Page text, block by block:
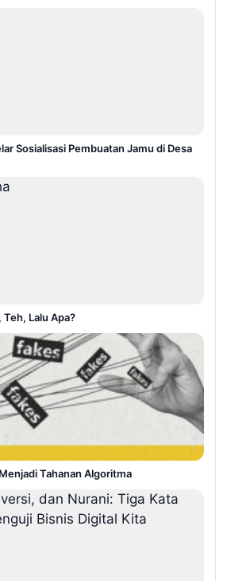
Sosialisasi Pembuatan Jamu di Desa
Lalu Apa?
Tahanan Algoritma